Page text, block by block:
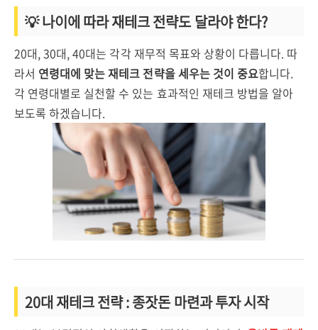
💡 나이에 따라 재테크 전략도 달라야 한다?
20대, 30대, 40대는 각각 재무적 목표와 상황이 다릅니다. 따
라서 연령대에 맞는 재테크 전략을 세우는 것이 중요합니다.
각 연령대별로 실천할 수 있는 효과적인 재테크 방법을 알아
보도록 하겠습니다.
20대 재테크 전략 : 종잣돈 마련과 투자 시작